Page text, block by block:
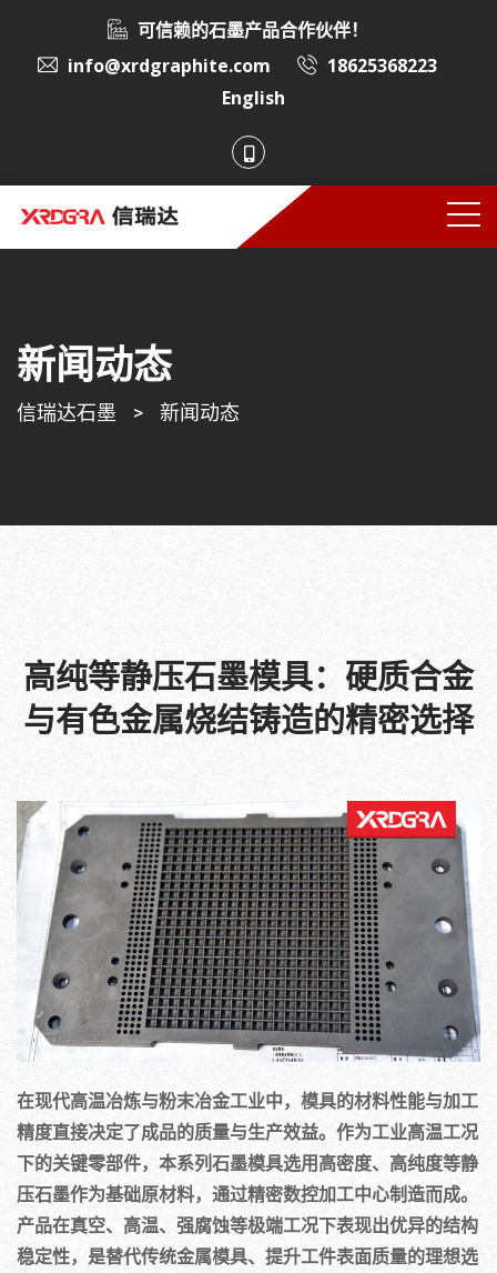
可信赖的石墨产品合作伙伴！
info@xrdgraphite.com
18625368223
English
新闻动态
信瑞达石墨 > 新闻动态
高纯等静压石墨模具：硬质合金
与有色金属烧结铸造的精密选择
在现代高温冶炼与粉末冶金工业中，模具的材料性能与加工
精度直接决定了成品的质量与生产效益。作为工业高温工况
下的关键零部件，本系列石墨模具选用高密度、高纯度等静
压石墨作为基础原材料，通过精密数控加工中心制造而成。
产品在真空、高温、强腐蚀等极端工况下表现出优异的结构
稳定性，是替代传统金属模具、提升工件表面质量的理想选